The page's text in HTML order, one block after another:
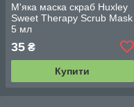
М'яка маска скраб Huxley
Sweet Therapy Scrub Mask
5 мл
35 ₴
Купити